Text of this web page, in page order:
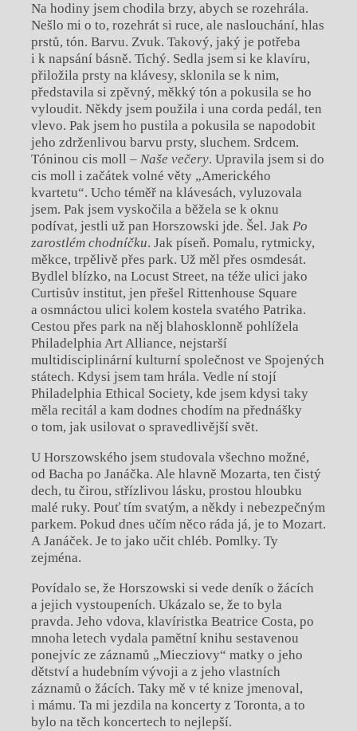
Na hodiny jsem chodila brzy, abych se rozehrála.
Nešlo mi o to, rozehrát si ruce, ale naslouchání, hlas
prstů, tón. Barvu. Zvuk. Takový, jaký je potřeba
i k napsání básně. Tichý. Sedla jsem si ke klavíru,
přiložila prsty na klávesy, sklonila se k nim,
představila si zpěvný, měkký tón a pokusila se ho
vyloudit. Někdy jsem použila i una corda pedál, ten
vlevo. Pak jsem ho pustila a pokusila se napodobit
jeho zdrženlivou barvu prsty, sluchem. Srdcem.
Tóninou cis moll – Naše večery. Upravila jsem si do
cis moll i začátek volné věty „Amerického
kvartetu“. Ucho téměř na klávesách, vyluzovala
jsem. Pak jsem vyskočila a běžela se k oknu
podívat, jestli už pan Horszowski jde. Šel. Jak Po
zarostlém chodníčku. Jak píseň. Pomalu, rytmicky,
měkce, trpělivě přes park. Už měl přes osmdesát.
Bydlel blízko, na Locust Street, na téže ulici jako
Curtisův institut, jen přešel Rittenhouse Square
a osmnáctou ulici kolem kostela svatého Patrika.
Cestou přes park na něj blahosklonně pohlížela
Philadelphia Art Alliance, nejstarší
multidisciplinární kulturní společnost ve Spojených
státech. Kdysi jsem tam hrála. Vedle ní stojí
Philadelphia Ethical Society, kde jsem kdysi taky
měla recitál a kam dodnes chodím na přednášky
o tom, jak usilovat o spravedlivější svět.
U Horszowského jsem studovala všechno možné,
od Bacha po Janáčka. Ale hlavně Mozarta, ten čistý
dech, tu čirou, střízlivou lásku, prostou hloubku
malé ruky. Pouť tím svatým, a někdy i nebezpečným
parkem. Pokud dnes učím něco ráda já, je to Mozart.
A Janáček. Je to jako učit chléb. Pomlky. Ty
zejména.
Povídalo se, že Horszowski si vede deník o žácích
a jejich vystoupeních. Ukázalo se, že to byla
pravda. Jeho vdova, klavíristka Beatrice Costa, po
mnoha letech vydala pamětní knihu sestavenou
ponejvíc ze záznamů „Miecziovy“ matky o jeho
dětství a hudebním vývoji a z jeho vlastních
záznamů o žácích. Taky mě v té knize jmenoval,
i mámu. Ta mi jezdila na koncerty z Toronta, a to
bylo na těch koncertech to nejlepší.